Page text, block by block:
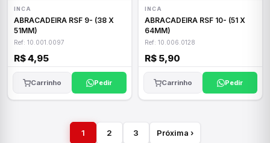
INCA
ABRACADEIRA RSF 9- (38 X
51MM)
Ref: 10.001.0097
R$ 4,95
Carrinho Pedir
INCA
ABRACADEIRA RSF 10- (51 X
64MM)
Ref: 10.006.0128
R$ 5,90
Carrinho Pedir
1 2 3 Próxima ›